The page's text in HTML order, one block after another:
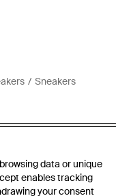
data or unique
enables tracking
your consent
Sneakers